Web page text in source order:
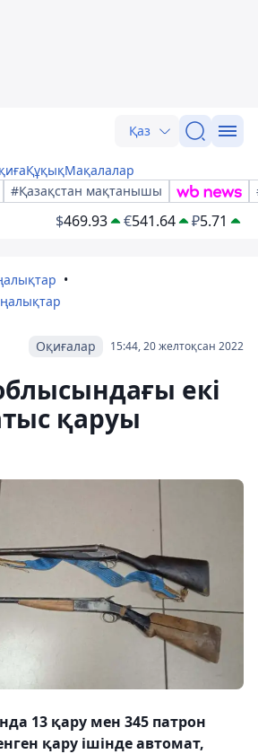
Қаз
ҚұқықМақалалар
#Қазақстан мақтанышы
$469.93 €541.64 ₽5.71
15:44, 20 желтоқсан 2022
Оқиғалар
екі
қаруы
13 қару мен 345 патрон
қару ішінде автомат,